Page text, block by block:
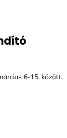
6-15. között.